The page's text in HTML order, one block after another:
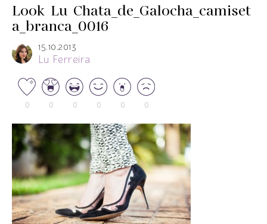
Look_Lu_Chata_de_Galocha_camiset
a_branca_0016
15.10.2013
Lu Ferreira
0 0 0 0 0 0